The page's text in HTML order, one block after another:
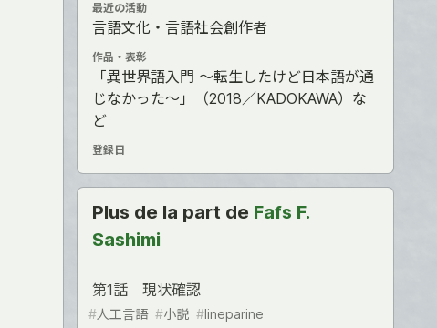
最近の活動
言語文化・言語社会創作者
作品・表彰
「異世界語入門 ～転生したけど日本語が通
じなかった～」（2018／KADOKAWA）な
ど
登録日
Plus de la part de Fafs F.
Sashimi
第1話 現状確認
#人工言語 #小説 #lineparine